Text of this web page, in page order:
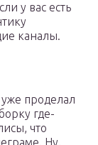
у вас есть
каналы.
уже проделал
где-
что
Ну,